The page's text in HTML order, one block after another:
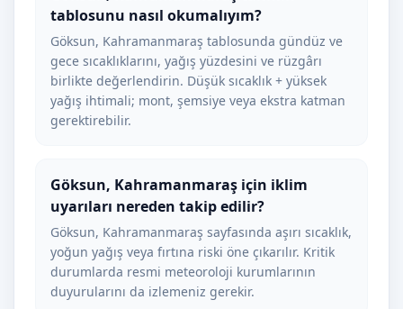
tablosunu nasıl okumalıyım?
Göksun, Kahramanmaraş tablosunda gündüz ve
gece sıcaklıklarını, yağış yüzdesini ve rüzgârı
birlikte değerlendirin. Düşük sıcaklık + yüksek
yağış ihtimali; mont, şemsiye veya ekstra katman
gerektirebilir.
Göksun, Kahramanmaraş için iklim
uyarıları nereden takip edilir?
Göksun, Kahramanmaraş sayfasında aşırı sıcaklık,
yoğun yağış veya fırtına riski öne çıkarılır. Kritik
durumlarda resmi meteoroloji kurumlarının
duyurularını da izlemeniz gerekir.